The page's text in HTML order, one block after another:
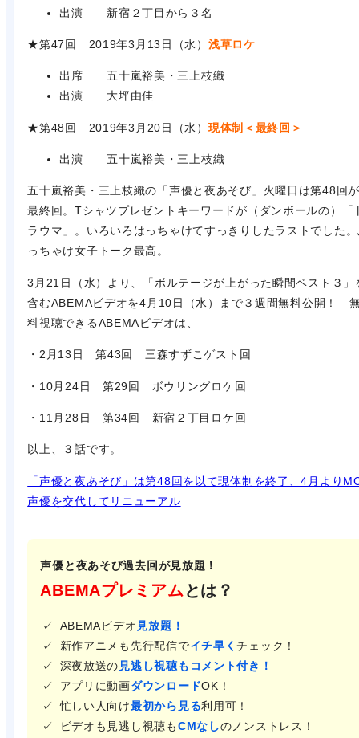
出演 新宿２丁目から３名
★第47回 2019年3月13日（水） 浅草ロケ
出席 五十嵐裕美・三上枝織
出演 大坪由佳
★第48回 2019年3月20日（水） 現体制＜最終回＞
出演 五十嵐裕美・三上枝織
五十嵐裕美・三上枝織の「声優と夜あそび」火曜日は第48回
最終回。Tシャツプレゼントキーワードが（ダンボールの）「
ラウマ」。いろいろはっちゃけてすっきりしたラストでした
っちゃけ女子トーク最高。
3月21日（水）より、「ボルテージが上がった瞬間ベスト３」
含むABEMAビデオを4月10日（水）まで３週間無料公開！
料視聴できるABEMAビデオは、
・2月13日 第43回 三森すずこゲスト回
・10月24日 第29回 ボウリングロケ回
・11月28日 第34回 新宿２丁目ロケ回
以上、３話です。
「声優と夜あそび」は第48回を以て現体制を終了、4月より
声優を交代してリニューアル
声優と夜あそび過去回が見放題！
ABEMAプレミアム とは？
ABEMAビデオ 見放題！
新作アニメも先行配信でイチ早くチェック！
深夜放送の 見逃し視聴もコメント付き！
アプリに動画ダウンロードOK！
忙しい人向け最初から見る利用可！
ビデオも見逃し視聴もCMなしのノンストレス！